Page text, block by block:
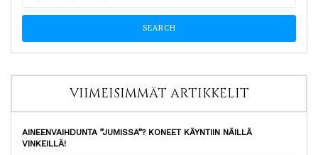
VIIMEISIMMÄT ARTIKKELIT
AINEENVAIHDUNTA ”JUMISSA”? KONEET KÄYNTIIN NÄILLÄ
VINKEILLÄ!